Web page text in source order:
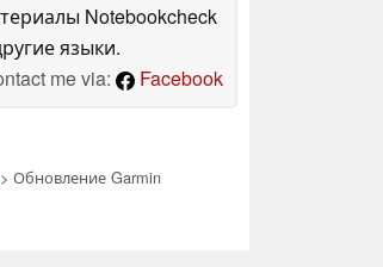
Notebookcheck
языки.
me via:
Facebook
> Обновление Garmin